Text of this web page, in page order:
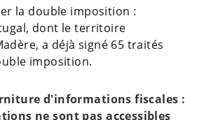
la double imposition :
dont le territoire
a déjà signé 65 traités
imposition.
d'informations fiscales :
ne sont pas accessibles